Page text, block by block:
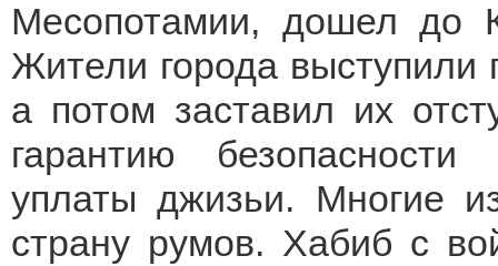
Месопотамии, дошел до
Жители города выступили
а потом заставил их
гарантию
уплаты джизьи. Многие
страну румов. Хабиб с